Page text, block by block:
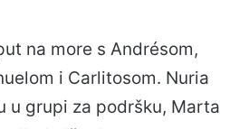
na more s Andrésom,
i Carlitosom. Nuria
u grupi za podršku, Marta